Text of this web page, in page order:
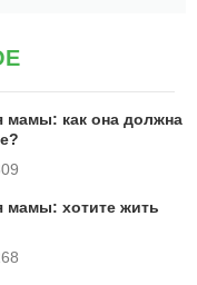
мамы: как она должна
мамы: хотите жить